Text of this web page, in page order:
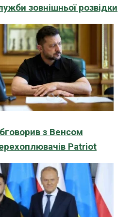
зовнішньої розвідки
з Венсом
Patriot